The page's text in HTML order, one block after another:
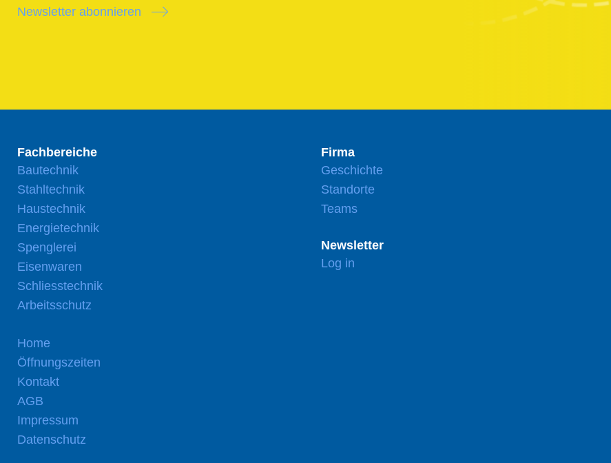
Newsletter abonnieren
Fachbereiche
Bautechnik
Stahltechnik
Haustechnik
Energietechnik
Spenglerei
Eisenwaren
Schliesstechnik
Arbeitsschutz
Firma
Geschichte
Standorte
Teams
Newsletter
Log in
Home
Öffnungszeiten
Kontakt
AGB
Impressum
Datenschutz